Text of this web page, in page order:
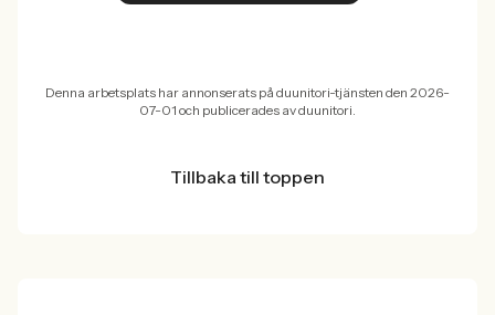
Denna arbetsplats har annonserats på duunitori-tjänsten den 2026-
07-01 och publicerades av duunitori.
Tillbaka till toppen